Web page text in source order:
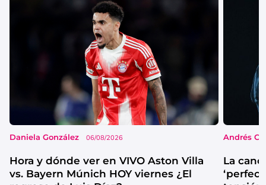
Daniela González 06/08/2026
Hora y dónde ver en VIVO Aston Villa
vs. Bayern Múnich HOY viernes ¿El
Andrés
La